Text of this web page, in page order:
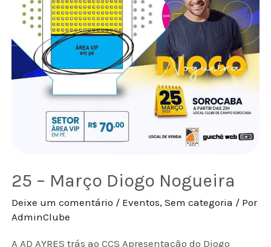
25 – Março Diogo Nogueira
Deixe um comentário / Eventos,Sem categoria / Por
AdminClube
A AD AYRES trás ao CCS Apresentação do Diogo